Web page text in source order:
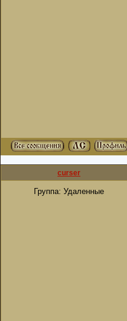
curser
Группа: Удаленные